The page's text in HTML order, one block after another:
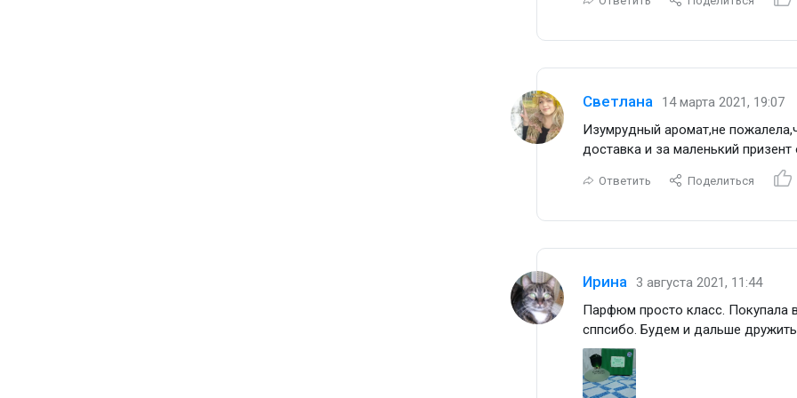
Светлана
14 марта 2021, 19:07
Изумрудный аромат,не
доставка и за маленький
Ответить Поделиться
Ирина
3 августа 2021, 11:44
Парфюм просто класс. Покупала
сппсибо. Будем и дальше